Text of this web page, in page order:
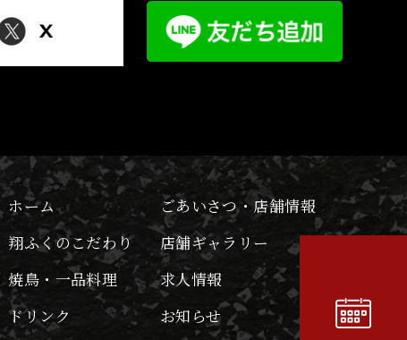
他のサービスからご提供いた
す。これには以下の情報が含
ホーム
翔ふくのこだわり
焼鳥・一品料理
ドリンク
ごあいさつ・店舗情報
店舗ギャラリー
求人情報
お知らせ